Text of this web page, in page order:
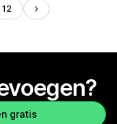
12
gratis